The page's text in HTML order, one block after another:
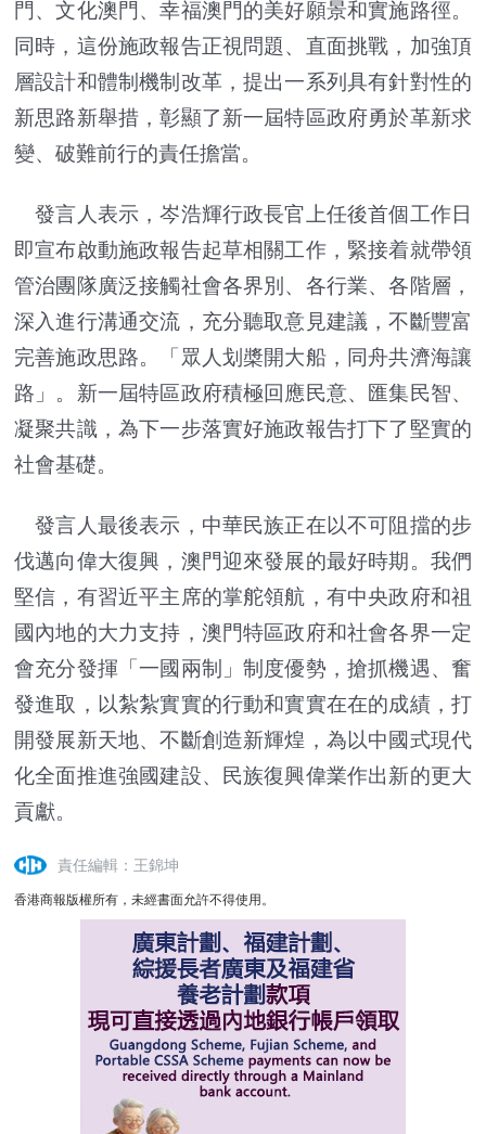
門、文化澳門、幸福澳門的美好願景和實施路徑。
同時，這份施政報告正視問題、直面挑戰，加強頂
層設計和體制機制改革，提出一系列具有針對性的
新思路新舉措，彰顯了新一屆特區政府勇於革新求
變、破難前行的責任擔當。
發言人表示，岑浩輝行政長官上任後首個工作日
即宣布啟動施政報告起草相關工作，緊接着就帶領
管治團隊廣泛接觸社會各界別、各行業、各階層，
深入進行溝通交流，充分聽取意見建議，不斷豐富
完善施政思路。「眾人划槳開大船，同舟共濟海讓
路」。新一屆特區政府積極回應民意、匯集民智、
凝聚共識，為下一步落實好施政報告打下了堅實的
社會基礎。
發言人最後表示，中華民族正在以不可阻擋的步
伐邁向偉大復興，澳門迎來發展的最好時期。我們
堅信，有習近平主席的掌舵領航，有中央政府和祖
國內地的大力支持，澳門特區政府和社會各界一定
會充分發揮「一國兩制」制度優勢，搶抓機遇、奮
發進取，以紮紮實實的行動和實實在在的成績，打
開發展新天地、不斷創造新輝煌，為以中國式現代
化全面推進強國建設、民族復興偉業作出新的更大
貢獻。
責任編輯：王錦坤
香港商報版權所有，未經書面允許不得使用。